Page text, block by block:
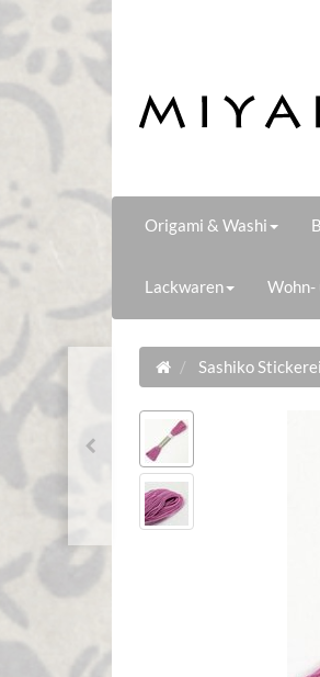
Origami & Washi
Lackwaren Wohn-
Sashiko